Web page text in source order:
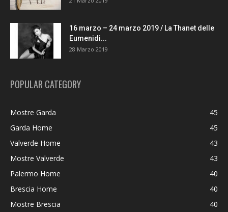
16 marzo – 24 marzo 2019 / La Thanet delle
Eumenidi...
28 Marzo 2019
POPULAR CATEGORY
Mostre Garda
45
Garda Home
45
Valverde Home
43
Mostre Valverde
43
Palermo Home
40
Brescia Home
40
Mostre Brescia
40